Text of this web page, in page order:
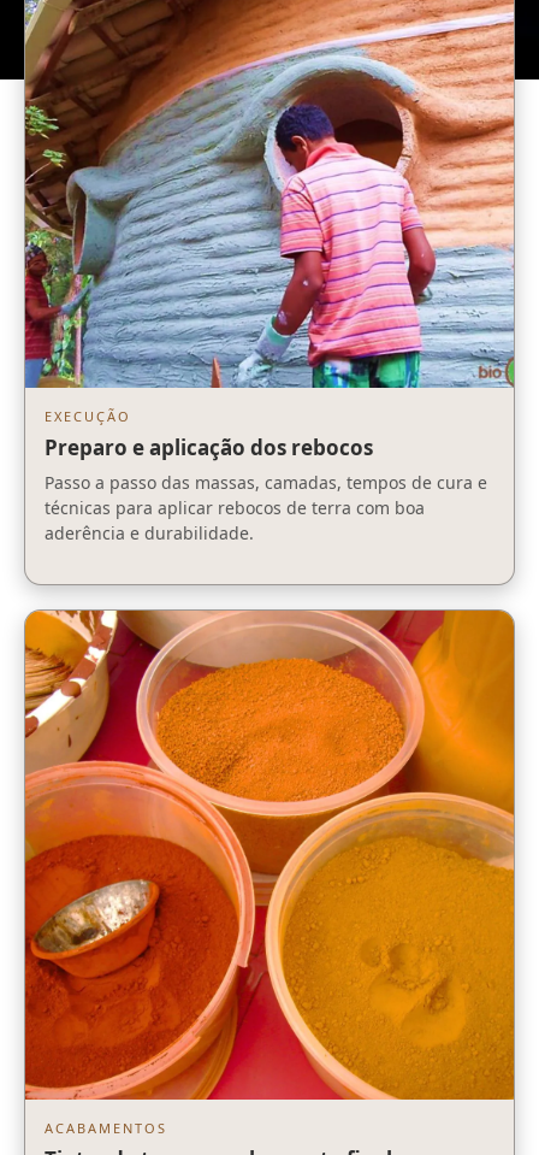
EXECUÇÃO
Preparo e aplicação dos rebocos
Passo a passo das massas, camadas, tempos de cura e
técnicas para aplicar rebocos de terra com boa
aderência e durabilidade.
ACABAMENTOS